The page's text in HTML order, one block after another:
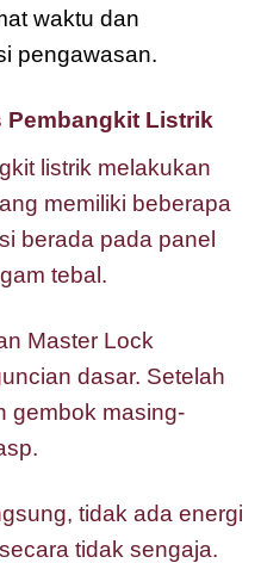
waktu dan
pengawasan.
Pembangkit Listrik
listrik melakukan
memiliki beberapa
berada pada panel
tebal.
Master Lock
dasar. Setelah
gembok masing-
tidak ada energi
tidak sengaja.